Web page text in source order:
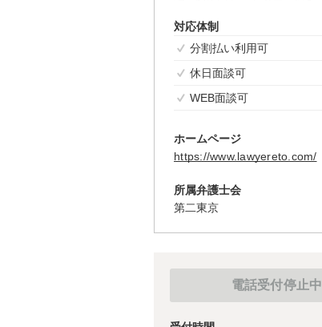
対応体制
分割払い利用可
休日面談可
WEB面談可
ホームページ
https://www.lawyereto.com/
所属弁護士会
第二東京
電話受付停止中